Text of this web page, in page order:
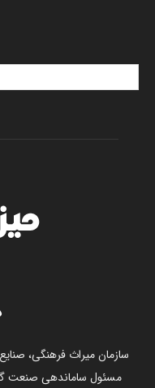
سازمان میراث فرهنگی،
مسئول ساماندهی صنعت